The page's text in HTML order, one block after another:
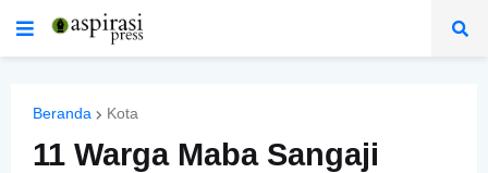
Beranda Kota
11 Warga Maba Sangaji